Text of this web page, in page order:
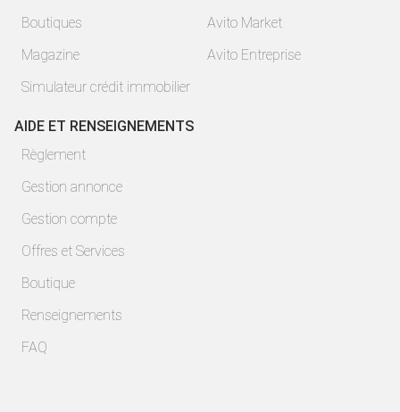
Boutiques
Magazine
Simulateur crédit immobilier
Avito Market
Avito Entreprise
AIDE ET RENSEIGNEMENTS
Règlement
Gestion annonce
Gestion compte
Offres et Services
Boutique
Renseignements
FAQ